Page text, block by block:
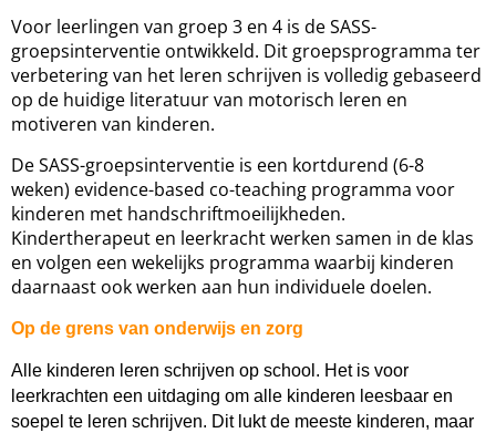
Voor leerlingen van groep 3 en 4 is de SASS-
groepsinterventie ontwikkeld. Dit groepsprogramma ter
verbetering van het leren schrijven is volledig gebaseerd
op de huidige literatuur van motorisch leren en
motiveren van kinderen.
De SASS-groepsinterventie is een kortdurend (6-8
weken) evidence-based co-teaching programma voor
kinderen met handschriftmoeilijkheden.
Kindertherapeut en leerkracht werken samen in de klas
en volgen een wekelijks programma waarbij kinderen
daarnaast ook werken aan hun individuele doelen.
Op de grens van onderwijs en zorg
Alle kinderen leren schrijven op school. Het is voor
leerkrachten een uitdaging om alle kinderen leesbaar en
soepel te leren schrijven. Dit lukt de meeste kinderen, maar